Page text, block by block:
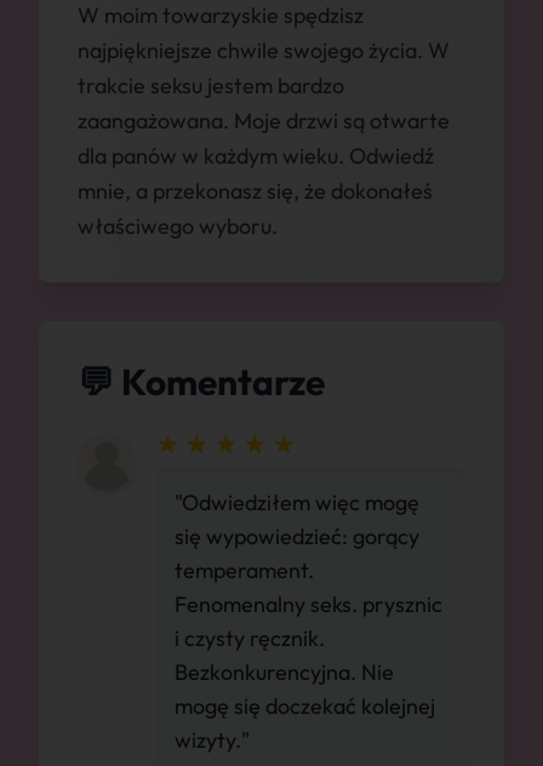
W moim towarzyskie spędzisz
najpiękniejsze chwile swojego życia. W
trakcie seksu jestem bardzo
zaangażowana. Moje drzwi są otwarte
dla panów w każdym wieku. Odwiedź
mnie, a przekonasz się, że dokonałeś
właściwego wyboru.
💬 Komentarze
"Odwiedziłem więc mogę
się wypowiedzieć: gorący
temperament.
Fenomenalny seks. prysznic
i czysty ręcznik.
Bezkonkurencyjna. Nie
mogę się doczekać kolejnej
wizyty."